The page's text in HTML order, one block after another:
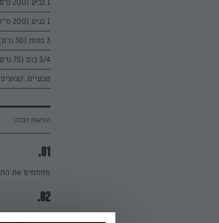
1 גביע (200 גרם) קרם פרש השף הלבן, בטמפרטורת החדר
1 גביע (200 מ"ל) שמנת חמוצה תנובה 15%, בטמפרטורת החדר
3 כפות (30 גרם) סוכר
3/4 כוס (75 גרם) פיסטוקים
טבעיים, קצוצים
הוראות הכנה:
01.
מחממים את התנור ל-180 מעלות (ללא טורבו). מרפדים את התבנית
02.